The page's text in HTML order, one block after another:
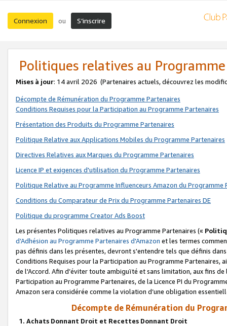
Connexion ou S’inscrire
Politiques relatives au
Mises à jour: 14 avril 2026 (Partenaires actuels, découvrez les
Décompte de Rémunération du Programme Partenaires
Conditions Requises pour la Participation au Programme Partenaires
Présentation des Produits du Programme Partenaires
Politique Relative aux Applications Mobiles du Programme Partenaires
Directives Relatives aux Marques du Programme Partenaires
Licence IP et exigences d'utilisation du Programme Partenaires
Politique Relative au Programme Influenceurs Amazon du Programme
Conditions du Comparateur de Prix du Programme Partenaires DE
Politique du programme Creator Ads Boost
Les présentes Politiques relatives au Programme Partenaires («
d’Adhésion au Programme Partenaires d'Amazon et les termes
pas définis dans les présentes, devront s'entendre tels que définis
Conditions Requises pour la Participation au Programme Partenaires,
de l'Accord. Afin d’éviter toute ambiguïté et sans limitation, aux fins
Participation au Programme Partenaires, de la Licence PI du
Amazon sera considérée comme la violation d’une obligation
Décompte de Rémunération du
1. Achats Donnant Droit et Recettes Donnant Droit